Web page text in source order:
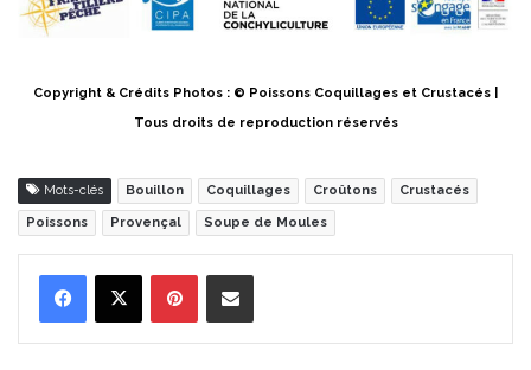
Copyright & Crédits Photos : © Poissons Coquillages et Crustacés |
Tous droits de reproduction réservés
Mots-clés Bouillon Coquillages Croûtons Crustacés
Poissons Provençal Soupe de Moules